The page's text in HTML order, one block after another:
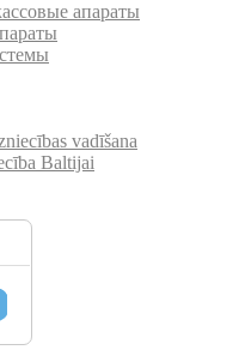
апараты
vadīšana
Baltijai